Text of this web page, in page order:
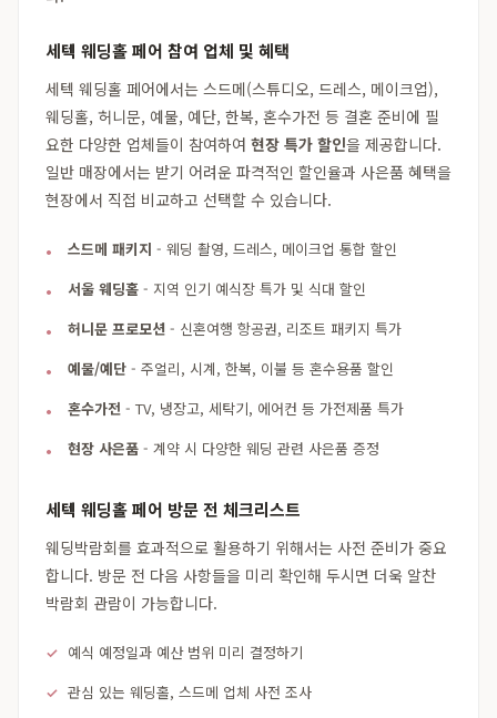
세텍 웨딩홀 페어 참여 업체 및 혜택
세텍 웨딩홀 페어에서는 스드메(스튜디오, 드레스, 메이크업),
웨딩홀, 허니문, 예물, 예단, 한복, 혼수가전 등 결혼 준비에 필
요한 다양한 업체들이 참여하여 현장 특가 할인을 제공합니다.
일반 매장에서는 받기 어려운 파격적인 할인율과 사은품 혜택을
현장에서 직접 비교하고 선택할 수 있습니다.
스드메 패키지 - 웨딩 촬영, 드레스, 메이크업 통합 할인
서울 웨딩홀 - 지역 인기 예식장 특가 및 식대 할인
허니문 프로모션 - 신혼여행 항공권, 리조트 패키지 특가
예물/예단 - 주얼리, 시계, 한복, 이불 등 혼수용품 할인
혼수가전 - TV, 냉장고, 세탁기, 에어컨 등 가전제품 특가
현장 사은품 - 계약 시 다양한 웨딩 관련 사은품 증정
세텍 웨딩홀 페어 방문 전 체크리스트
웨딩박람회를 효과적으로 활용하기 위해서는 사전 준비가 중요
합니다. 방문 전 다음 사항들을 미리 확인해 두시면 더욱 알찬
박람회 관람이 가능합니다.
예식 예정일과 예산 범위 미리 결정하기
관심 있는 웨딩홀, 스드메 업체 사전 조사